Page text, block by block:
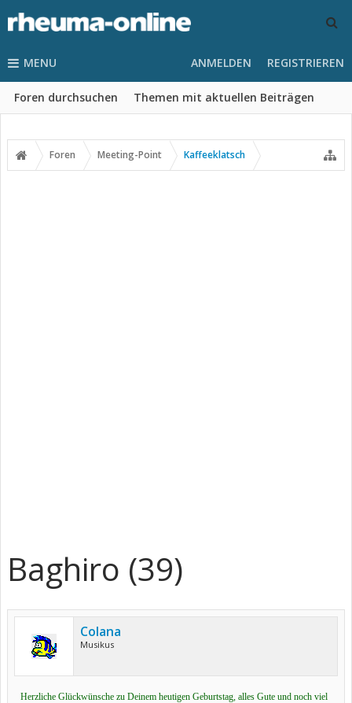
MENU
Foren durchsuchen Themen mit aktuellen Beiträgen
ANMELDEN REGISTRIEREN
Foren Meeting-Point Kaffeeklatsch
Baghiro (39)
Colana
Musikus
Herzliche Glückwünsche zu Deinem heutigen Geburtstag, alles Gute und noch viel